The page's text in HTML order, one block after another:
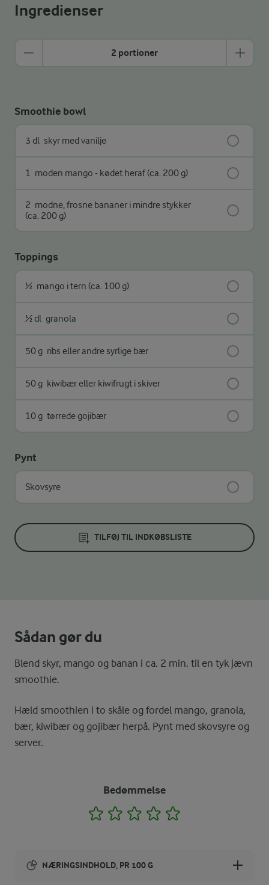
Ingredienser
2 portioner
Smoothie bowl
3 dl skyr med vanilje
1 moden mango - kødet heraf (ca. 200 g)
2 modne, frosne bananer i mindre stykker
(ca. 200 g)
Toppings
½ mango i tern (ca. 100 g)
½ dl granola
50 g ribs eller andre syrlige bær
50 g kiwibær eller kiwifrugt i skiver
10 g tørrede gojibær
Pynt
Skovsyre
TILFØJ TIL INDKØBSLISTE
Sådan gør du
Blend skyr, mango og banan i ca. 2 min. til en tyk jævn
smoothie.
Hæld smoothien i to skåle og fordel mango, granola,
bær, kiwibær og gojibær herpå. Pynt med skovsyre og
server.
Bedømmelse
1 2 3 4
NÆRINGSINDHOLD, PR 100 G